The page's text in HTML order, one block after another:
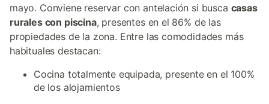
mayo. Conviene reservar con antelación si busca casas
rurales con piscina, presentes en el 86% de las
propiedades de la zona. Entre las comodidades más
habituales destacan:
Cocina totalmente equipada, presente en el 100%
de los alojamientos